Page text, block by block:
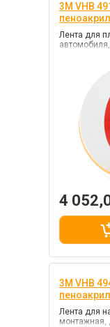
3M VHB
пеноакрил
Лента для
4
3M VHB
пеноакрил
Лента для
монтажная,